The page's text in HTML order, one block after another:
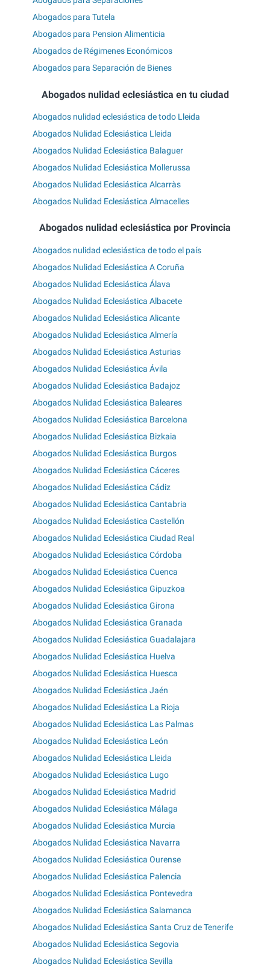
Abogados para Tutela
Abogados para Pension Alimenticia
Abogados de Régimenes Económicos
Abogados para Separación de Bienes
Abogados nulidad eclesiástica en tu ciudad
Abogados nulidad eclesiástica de todo Lleida
Abogados Nulidad Eclesiástica Lleida
Abogados Nulidad Eclesiástica Balaguer
Abogados Nulidad Eclesiástica Mollerussa
Abogados Nulidad Eclesiástica Alcarràs
Abogados Nulidad Eclesiástica Almacelles
Abogados nulidad eclesiástica por Provincia
Abogados nulidad eclesiástica de todo el país
Abogados Nulidad Eclesiástica A Coruña
Abogados Nulidad Eclesiástica Álava
Abogados Nulidad Eclesiástica Albacete
Abogados Nulidad Eclesiástica Alicante
Abogados Nulidad Eclesiástica Almería
Abogados Nulidad Eclesiástica Asturias
Abogados Nulidad Eclesiástica Ávila
Abogados Nulidad Eclesiástica Badajoz
Abogados Nulidad Eclesiástica Baleares
Abogados Nulidad Eclesiástica Barcelona
Abogados Nulidad Eclesiástica Bizkaia
Abogados Nulidad Eclesiástica Burgos
Abogados Nulidad Eclesiástica Cáceres
Abogados Nulidad Eclesiástica Cádiz
Abogados Nulidad Eclesiástica Cantabria
Abogados Nulidad Eclesiástica Castellón
Abogados Nulidad Eclesiástica Ciudad Real
Abogados Nulidad Eclesiástica Córdoba
Abogados Nulidad Eclesiástica Cuenca
Abogados Nulidad Eclesiástica Gipuzkoa
Abogados Nulidad Eclesiástica Girona
Abogados Nulidad Eclesiástica Granada
Abogados Nulidad Eclesiástica Guadalajara
Abogados Nulidad Eclesiástica Huelva
Abogados Nulidad Eclesiástica Huesca
Abogados Nulidad Eclesiástica Jaén
Abogados Nulidad Eclesiástica La Rioja
Abogados Nulidad Eclesiástica Las Palmas
Abogados Nulidad Eclesiástica León
Abogados Nulidad Eclesiástica Lleida
Abogados Nulidad Eclesiástica Lugo
Abogados Nulidad Eclesiástica Madrid
Abogados Nulidad Eclesiástica Málaga
Abogados Nulidad Eclesiástica Murcia
Abogados Nulidad Eclesiástica Navarra
Abogados Nulidad Eclesiástica Ourense
Abogados Nulidad Eclesiástica Palencia
Abogados Nulidad Eclesiástica Pontevedra
Abogados Nulidad Eclesiástica Salamanca
Abogados Nulidad Eclesiástica Santa Cruz de Tenerife
Abogados Nulidad Eclesiástica Segovia
Abogados Nulidad Eclesiástica Sevilla